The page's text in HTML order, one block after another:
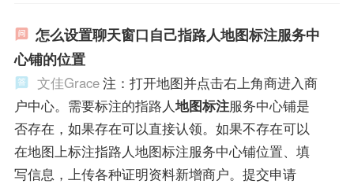
怎么设置聊天窗口自己指路人地图标注服务中
心铺的位置
文佳Grace注：打开地图并点击右上角商进入商
户中心。需要标注的指路人地图标注服务中心铺是
否存在，如果存在可以直接认领。如果不存在可以
在地图上标注指路人地图标注服务中心铺位置、填
写信息，上传各种证明资料新增商户。提交申请